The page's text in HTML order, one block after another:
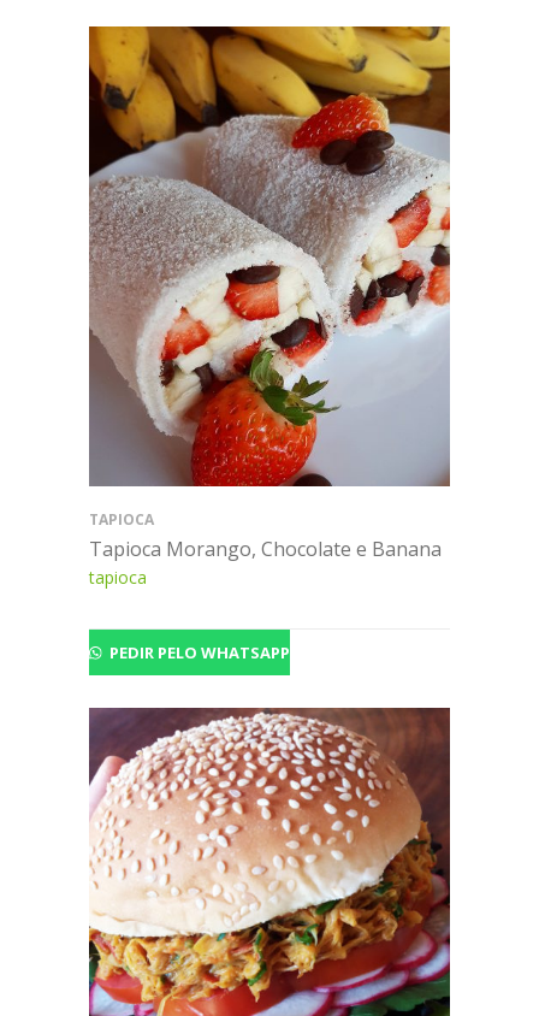
TAPIOCA
Tapioca Morango, Chocolate e Banana
tapioca
PEDIR PELO WHATSAPP